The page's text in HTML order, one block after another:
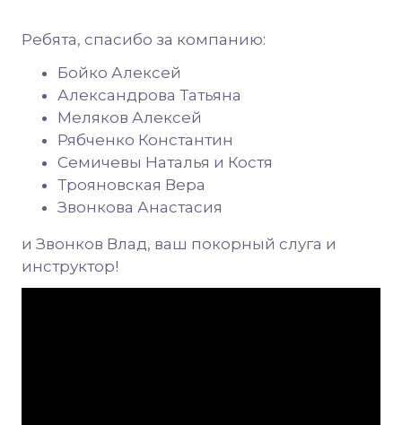
Ребята, спасибо за компанию:
Бойко Алексей
Александрова Татьяна
Меляков Алексей
Рябченко Константин
Семичевы Наталья и Костя
Трояновская Вера
Звонкова Анастасия
и Звонков Влад, ваш покорный слуга и
инструктор!